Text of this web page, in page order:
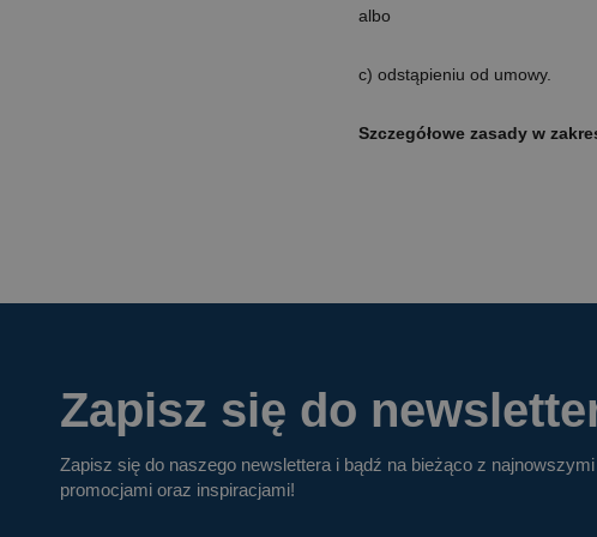
albo
c) odstąpieniu od umowy.
Szczegółowe zasady w
Zapisz się do
Zapisz się do naszego newslettera i bądź na bieżąco z
promocjami oraz inspiracjami!